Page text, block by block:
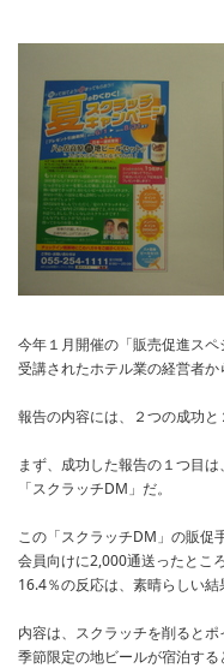
今年１月開催の「販売促進ス
受講されたホテル業の経営者か
報告の内容には、２つの成功と
まず、成功した報告の１つ目
「スクラッチDM」だ。
この「スクラッチDM」の販促
会員向けに2,000通送ったとこ
16.4％の反応は、素晴らしい結
内容は、スクラッチを削るとポ
季節限定の地ビールが宿泊する